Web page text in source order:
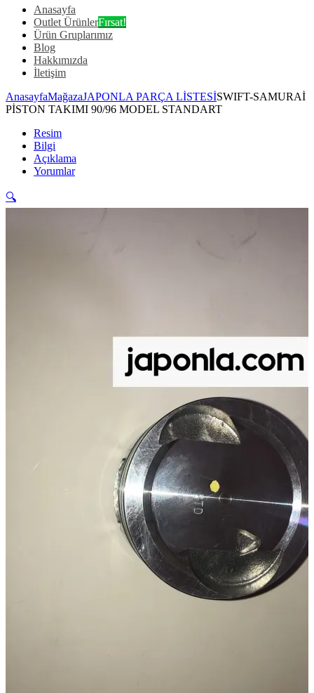
Anasayfa
Outlet ÜrünlerFırsat!
Ürün Gruplarımız
Blog
Hakkımızda
İletişim
AnasayfaMağazaJAPONLA PARÇA LİSTESİSWIFT-SAMURAİ
PİSTON TAKIMI 90/96 MODEL STANDART
Resim
Bilgi
Açıklama
Yorumlar
🔍